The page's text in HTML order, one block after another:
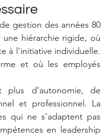
gestion des années 80
hiérarchie rigide, où
à l’initiative individuelle.
et où les employés
plus d’autonomie, de
et professionnel. La
qui ne s’adaptent pas
en leadership